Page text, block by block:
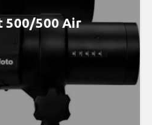
500/500 Air